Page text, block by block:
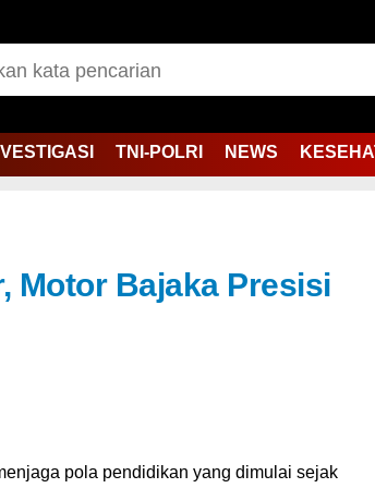
TNI-POLRI NEWS
Motor Bajaka Presisi
pola pendidikan yang dimulai sejak